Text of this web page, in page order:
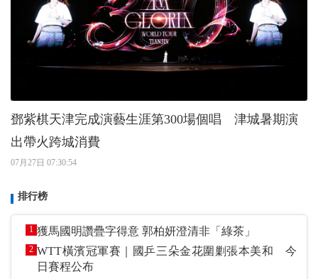
鄧紫棋天津完成演藝生涯第300場個唱 津城暑期演
出帶火跨城消費
07月27日 07:30:54
排行榜
1 獲馬國明讚疊字得意 郭柏妍澄清非「綠茶」
2 WTT橫濱冠軍賽｜國乒三朵金花圍剿張本美和 今
日賽程公布